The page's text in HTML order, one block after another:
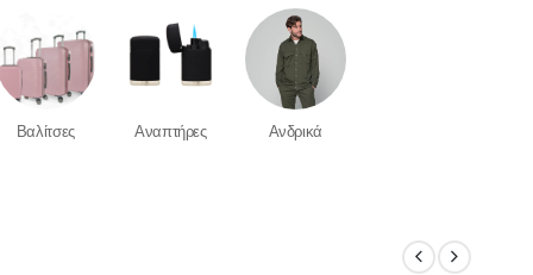
Βαλίτσες Αναπτήρες Ανδρικά